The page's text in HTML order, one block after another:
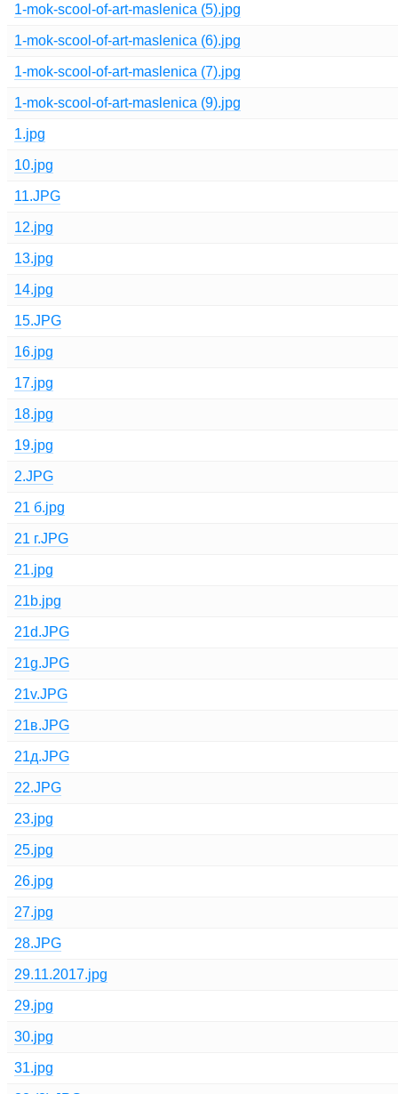
1-mok-scool-of-art-maslenica (5).jpg
1-mok-scool-of-art-maslenica (6).jpg
1-mok-scool-of-art-maslenica (7).jpg
1-mok-scool-of-art-maslenica (9).jpg
1.jpg
10.jpg
11.JPG
12.jpg
13.jpg
14.jpg
15.JPG
16.jpg
17.jpg
18.jpg
19.jpg
2.JPG
21 б.jpg
21 г.JPG
21.jpg
21b.jpg
21d.JPG
21g.JPG
21v.JPG
21в.JPG
21д.JPG
22.JPG
23.jpg
25.jpg
26.jpg
27.jpg
28.JPG
29.11.2017.jpg
29.jpg
30.jpg
31.jpg